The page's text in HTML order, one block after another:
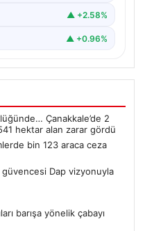
▲ +2.58%
▲ +0.96%
Çanakkale’de 2
hektar alan zarar gördü
bin 123 araca ceza
güvencesi Dap vizyonuyla
barışa yönelik çabayı